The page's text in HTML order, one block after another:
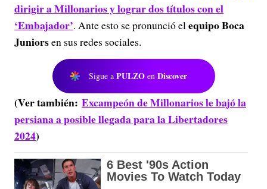
dirigir a Millonarios y lograr dos títulos con el
‘Embajador’. Ante esto se pronunció elequipo Boca
Juniorsen sus redes sociales.
Sigue a PULZO en Discover
(Ver también: Excampeón de Millonarios le bajó la
persiana a posible llegada para la Libertadores
2024)